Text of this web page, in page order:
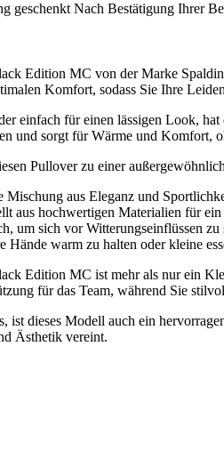
geschenkt Nach Bestätigung Ihrer
Edition MC von der Marke
Komfort, sodass Sie Ihre
einfach für einen lässigen Look,
und sorgt für Wärme und Komfort,
Pullover zu einer
Mischung aus Eleganz und
aus hochwertigen Materialien für
um sich vor Witterungseinflüssen
Hände warm zu halten oder kleine
Edition MC ist mehr als nur ein
für das Team, während Sie
ist dieses Modell auch ein
Ästhetik vereint.